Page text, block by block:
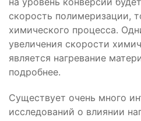
скорость полимеризации,
химического процесса.
увеличения скорости
является нагревание
подробнее.
Существует очень много
исследований о влиянии